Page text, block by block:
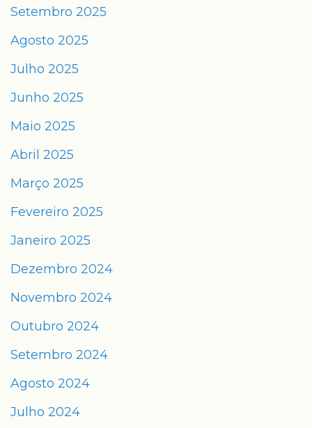
Setembro 2025
Agosto 2025
Julho 2025
Junho 2025
Maio 2025
Abril 2025
Março 2025
Fevereiro 2025
Janeiro 2025
Dezembro 2024
Novembro 2024
Outubro 2024
Setembro 2024
Agosto 2024
Julho 2024